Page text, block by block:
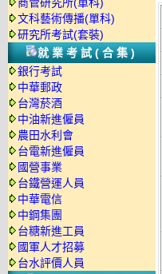
文科藝術傳播(單科)
研究所考試(套裝)
就業考試(合集)
銀行考試
中華郵政
台灣菸酒
中油新進僱員
農田水利會
台電新進僱員
國營事業
台鐵營運人員
中華電信
中鋼集團
台糖新進工員
國軍人才招募
台水評價人員